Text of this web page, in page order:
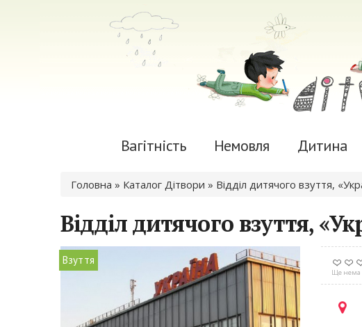
Вагітність Немовля Дитина
Ви є тут
Головна » Каталог Дітвори » Відділ дитячого взуття,
Відділ дитячого взуття,
Взуття
Ще нема